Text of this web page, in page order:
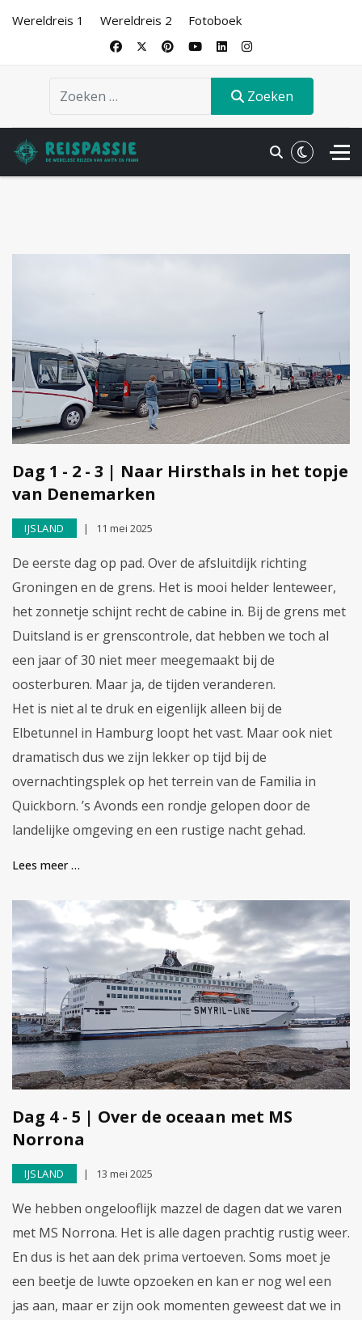
Wereldreis 1 Wereldreis 2 Fotoboek
Zoeken Zoeken
Dag 1 - 2 - 3 | Naar Hirsthals in het topje
van Denemarken
IJSLAND 11 mei 2025
De eerste dag op pad. Over de afsluitdijk richting
Groningen en de grens. Het is mooi helder lenteweer,
het zonnetje schijnt recht de cabine in. Bij de grens met
Duitsland is er grenscontrole, dat hebben we toch al
een jaar of 30 niet meer meegemaakt bij de
oosterburen. Maar ja, de tijden veranderen.
Het is niet al te druk en eigenlijk alleen bij de
Elbetunnel in Hamburg loopt het vast. Maar ook niet
dramatisch dus we zijn lekker op tijd bij de
overnachtingsplek op het terrein van de Familia in
Quickborn. ’s Avonds een rondje gelopen door de
landelijke omgeving en een rustige nacht gehad.
Lees meer …
Dag 4 - 5 | Over de oceaan met MS
Norrona
IJSLAND 13 mei 2025
We hebben ongelooflijk mazzel de dagen dat we varen
met MS Norrona. Het is alle dagen prachtig rustig weer.
En dus is het aan dek prima vertoeven. Soms moet je
een beetje de luwte opzoeken en kan er nog wel een
jas aan, maar er zijn ook momenten geweest dat we in